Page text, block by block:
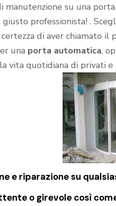
su una
professionista! .
certezza di aver chiamato
una porta automatica,
vita quotidiana di privati e
e riparazione su
o girevole così